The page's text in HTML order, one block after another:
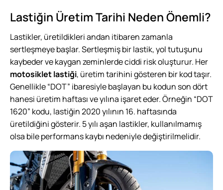
Lastiğin Üretim Tarihi Neden Önemli?
Lastikler, üretildikleri andan itibaren zamanla
sertleşmeye başlar. Sertleşmiş bir lastik, yol tutuşunu
kaybeder ve kaygan zeminlerde ciddi risk oluşturur. Her
motosiklet lastiği, üretim tarihini gösteren bir kod taşır.
Genellikle “DOT” ibaresiyle başlayan bu kodun son dört
hanesi üretim haftası ve yılına işaret eder. Örneğin “DOT
1620” kodu, lastiğin 2020 yılının 16. haftasında
üretildiğini gösterir. 5 yılı aşan lastikler, kullanılmamış
olsa bile performans kaybı nedeniyle değiştirilmelidir.